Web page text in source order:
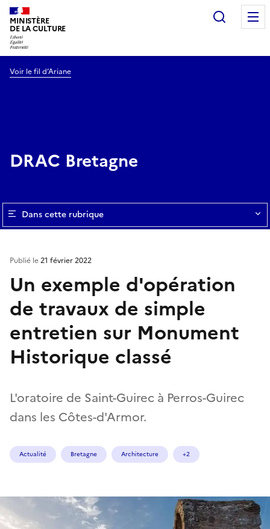
MINISTÈRE
DE LA CULTURE
Voir le fil d’Ariane
DRAC Bretagne
Dans cette rubrique
Un exemple d'opération
de travaux de simple
entretien sur Monument
Historique classé
L'oratoire de Saint-Guirec à Perros-Guirec
dans les Côtes-d'Armor.
Publié le21 février 2022
Actualité Bretagne Architecture +2